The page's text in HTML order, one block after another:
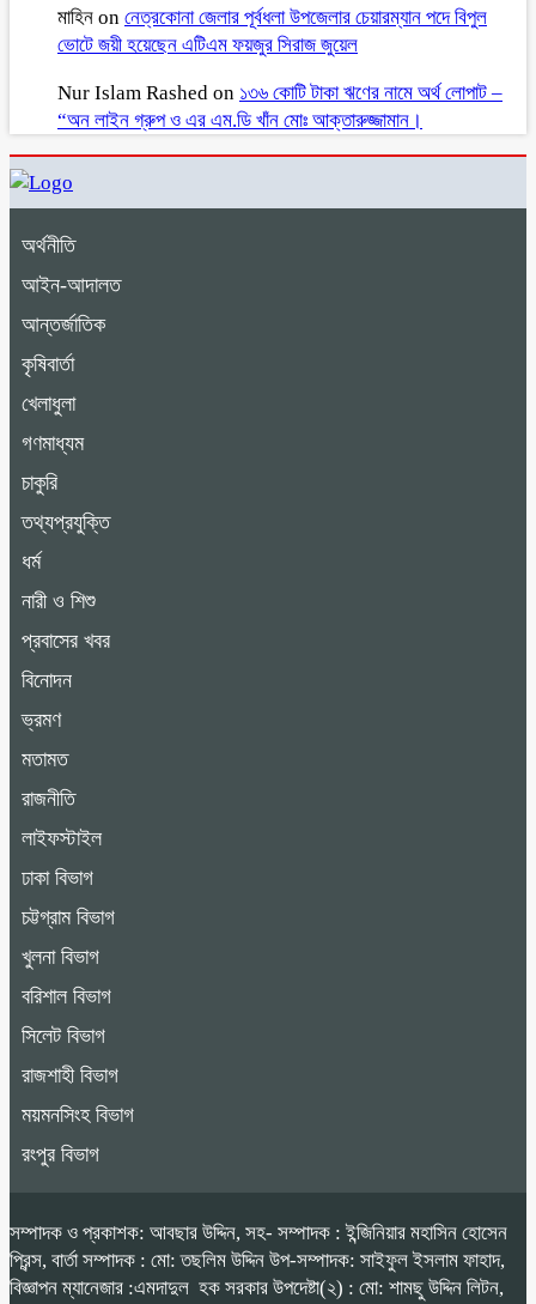
মাহিন on নেত্রকোনা জেলার পূর্বধলা উপজেলার চেয়ারম্যান পদে বিপুল
ভোটে জয়ী হয়েছেন এটিএম ফয়জুর সিরাজ জুয়েল
Nur Islam Rashed on ১৩৬ কোটি টাকা ঋণের নামে অর্থ লোপাট –
“অন লাইন গ্রুপ ও এর এম.ডি খাঁন মোঃ আক্তারুজ্জামান।
অর্থনীতি
আইন-আদালত
আন্তর্জাতিক
কৃষিবার্তা
খেলাধুলা
গণমাধ্যম
চাকুরি
তথ্যপ্রযুক্তি
ধর্ম
নারী ও শিশু
প্রবাসের খবর
বিনোদন
ভ্রমণ
মতামত
রাজনীতি
লাইফস্টাইল
ঢাকা বিভাগ
চট্টগ্রাম বিভাগ
খুলনা বিভাগ
বরিশাল বিভাগ
সিলেট বিভাগ
রাজশাহী বিভাগ
ময়মনসিংহ বিভাগ
রংপুর বিভাগ
সম্পাদক ও প্রকাশক: আবছার উদ্দিন, সহ- সম্পাদক : ইন্জিনিয়ার মহাসিন হোসেন
প্রিন্স, বার্তা সম্পাদক : মো: তছলিম উদ্দিন উপ-সম্পাদক: সাইফুল ইসলাম ফাহাদ,
বিজ্ঞাপন ম্যানেজার :এমদাদুল হক সরকার উপদেষ্টা(২) : মো: শামছু উদ্দিন লিটন,